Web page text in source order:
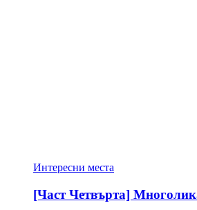
Интересни места
[Част Четвърта]